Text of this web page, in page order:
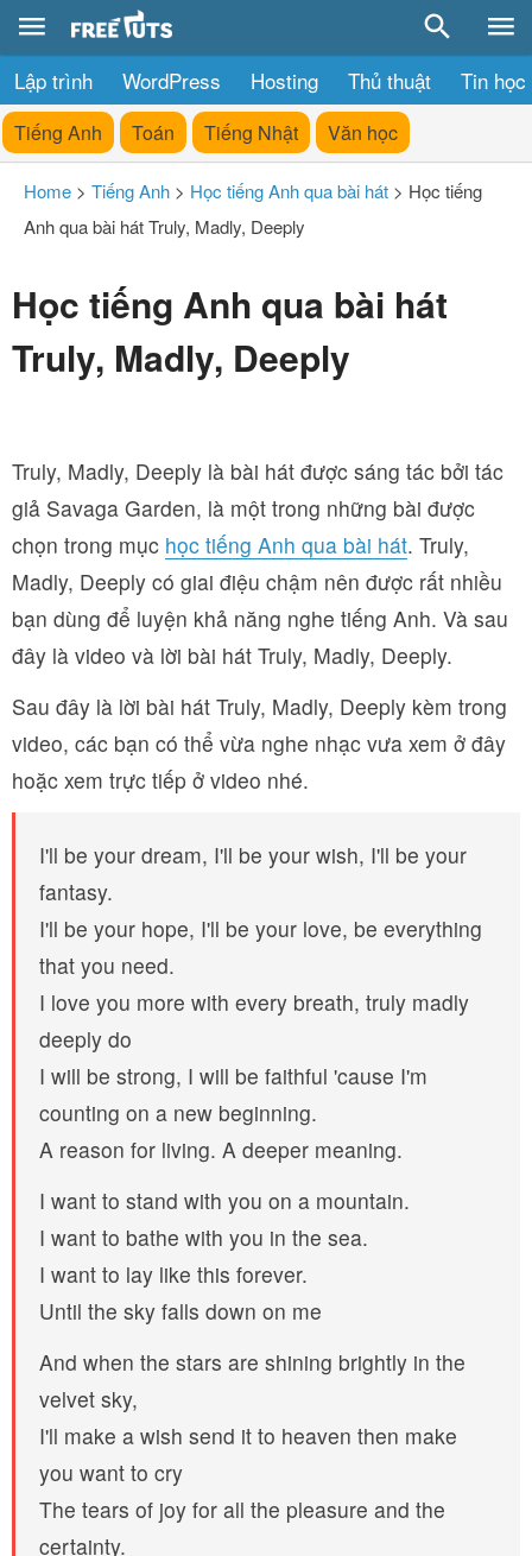
Lập trình WordPress Hosting Thủ thuật Tin học
Tiếng Anh Toán Tiếng Nhật Văn học
Home > Tiếng Anh > Học tiếng Anh qua bài hát > Học tiếng
Anh qua bài hát Truly, Madly, Deeply
Học tiếng Anh qua bài hát
Truly, Madly, Deeply
Truly, Madly, Deeply là bài hát được sáng tác bởi tác
giả Savaga Garden, là một trong những bài được
chọn trong mục học tiếng Anh qua bài hát. Truly,
Madly, Deeply có giai điệu chậm nên được rất nhiều
bạn dùng để luyện khả năng nghe tiếng Anh. Và sau
đây là video và lời bài hát Truly, Madly, Deeply.
Sau đây là lời bài hát Truly, Madly, Deeply kèm trong
video, các bạn có thể vừa nghe nhạc vưa xem ở đây
hoặc xem trực tiếp ở video nhé.
I'll be your dream, I'll be your wish, I'll be your
fantasy.
I'll be your hope, I'll be your love, be everything
that you need.
I love you more with every breath, truly madly
deeply do
I will be strong, I will be faithful 'cause I'm
counting on a new beginning.
A reason for living. A deeper meaning.
I want to stand with you on a mountain.
I want to bathe with you in the sea.
I want to lay like this forever.
Until the sky falls down on me
And when the stars are shining brightly in the
velvet sky,
I'll make a wish send it to heaven then make
you want to cry
The tears of joy for all the pleasure and the
certainty.